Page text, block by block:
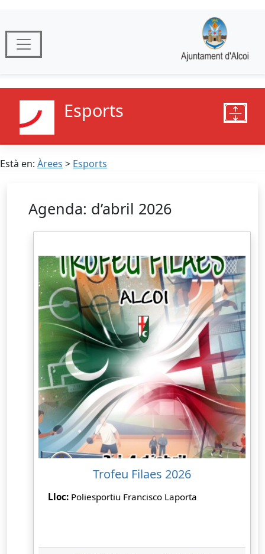
Esports
Està en: Àrees > Esports
Agenda: d’abril 2026
Trofeu Filaes 2026
Lloc: Poliesportiu Francisco Laporta